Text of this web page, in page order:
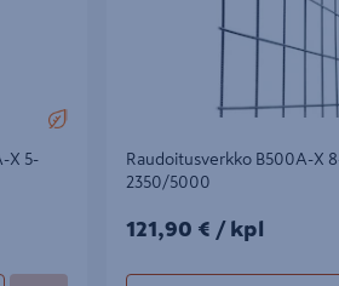
X 5-
Raudoitusverkko B500A-X
2350/5000
121,90€/kpl
121,90 € / kpl